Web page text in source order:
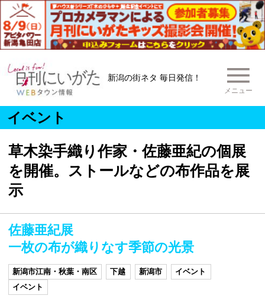
新潟の街ネタ 毎日発信！
メニュー
イベント
草木染手織り作家・佐藤亜紀の個展
を開催。ストールなどの布作品を展
示
佐藤亜紀展
一枚の布が織りなす季節の光景
新潟市江南・秋葉・南区 下越 新潟市
イベント
イベント